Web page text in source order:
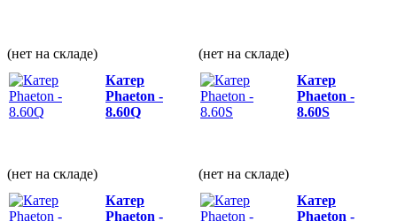
(нет на складе)
(нет на складе)
Катер
Phaeton -
8.60Q
(нет на складе)
Катер
Phaeton -
8.60S
(нет на складе)
Катер
Phaeton -
Катер
Phaeton -